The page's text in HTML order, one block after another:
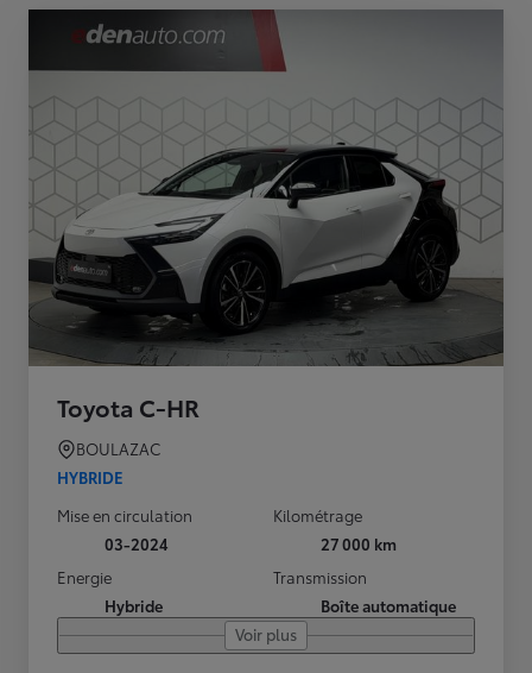
Toyota C-HR
BOULAZAC
HYBRIDE
Mise en circulation
03-2024
Kilométrage
27 000 km
Energie
Hybride
Transmission
Boîte automatique
Voir plus